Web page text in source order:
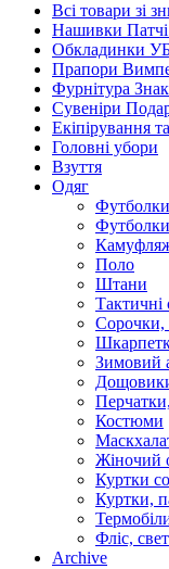
Всі товари зі
Нашивки
Обкладинки
Прапори
Фурнітура
Сувеніри
Екіпірування
Головні убори
Взуття
Одяг
Поло
Штани
Cорочки,
Зимовий
Костюми
Жіночий
Куртки
Куртки,
Фліс,
Archive